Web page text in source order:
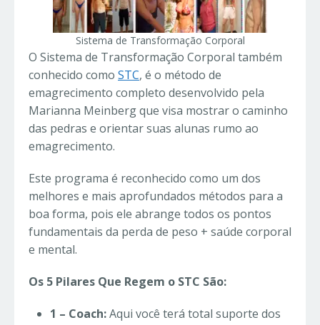
Sistema de Transformação Corporal
O Sistema de Transformação Corporal também
conhecido como STC, é o método de
emagrecimento completo desenvolvido pela
Marianna Meinberg que visa mostrar o caminho
das pedras e orientar suas alunas rumo ao
emagrecimento.
Este programa é reconhecido como um dos
melhores e mais aprofundados métodos para a
boa forma, pois ele abrange todos os pontos
fundamentais da perda de peso + saúde corporal
e mental.
Os 5 Pilares Que Regem o STC São:
1 – Coach:Aqui você terá total suporte dos